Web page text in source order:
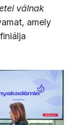
válnak
amely